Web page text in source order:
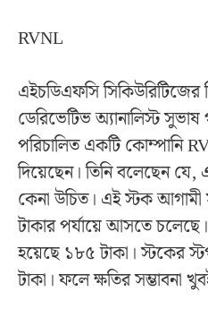
RVNL
এইচডিএফসি সিকিউরিটিজের
ডেরিভেটিভ অ্যানালিস্ট
পরিচালিত একটি কোম্পানি
দিয়েছেন। তিনি বলেছেন
কেনা উচিত। এই স্টক
টাকার পর্যায়ে আসতে
হয়েছে ১৮৫ টাকা। স্টকের
টাকা। ফলে ক্ষতির সম্ভাবনা